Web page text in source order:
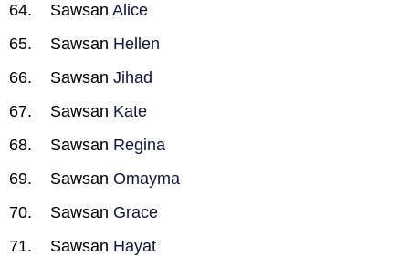
Sawsan Alice
Sawsan Hellen
Sawsan Jihad
Sawsan Kate
Sawsan Regina
Sawsan Omayma
Sawsan Grace
Sawsan Hayat